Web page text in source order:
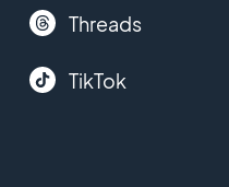
Threads
TikTok